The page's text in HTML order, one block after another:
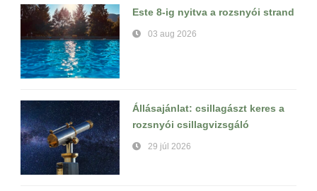
Este 8-ig nyitva a rozsnyói strand
03 aug 2026
Állásajánlat: csillagászt keres a
rozsnyói csillagvizsgáló
29 júl 2026